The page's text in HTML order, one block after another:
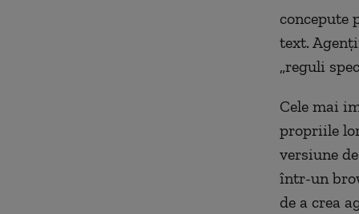
concepute
text.
„reguli
Cele mai
propriile
versiune
într-un
de a crea